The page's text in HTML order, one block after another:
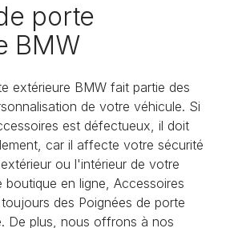
porte
BMW
extérieure BMW fait partie des
de votre véhicule. Si
est défectueux, il doit
car il affecte votre sécurité
ou l'intérieur de votre
en ligne, Accessoires
des Poignées de porte
De plus, nous offrons à nos